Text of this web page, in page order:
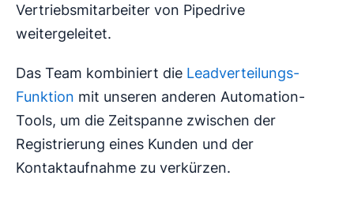
Vertriebsmitarbeiter von Pipedrive
weitergeleitet.
Das Team kombiniert die Leadverteilungs-
Funktion mit unseren anderen Automation-
Tools, um die Zeitspanne zwischen der
Registrierung eines Kunden und der
Kontaktaufnahme zu verkürzen.